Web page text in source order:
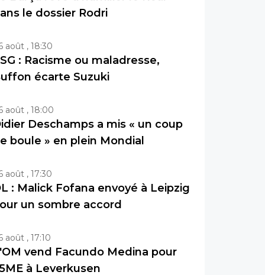
le dossier Rodri
août , 18:30
: Racisme ou maladresse,
écarte Suzuki
août , 18:00
Deschamps a mis « un coup
boule » en plein Mondial
août , 17:30
: Malick Fofana envoyé à Leipzig
un sombre accord
août , 17:10
vend Facundo Medina pour
à Leverkusen